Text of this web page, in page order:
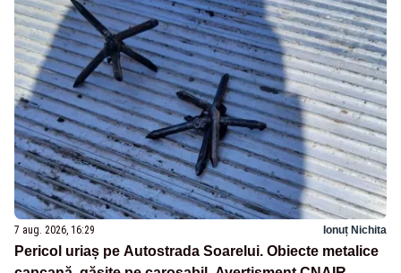
7 aug. 2026, 16:29 Ionuț Nichita
Pericol uriaș pe Autostrada Soarelui. Obiecte metalice